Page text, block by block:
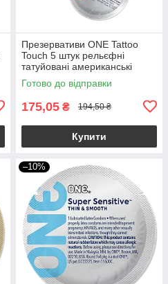
Презервативи ONE Tattoo
Touch 5 штук рельєфні
татуйовані американські
оригінал (упаковка пакет)
Готово до відправки
175,05 ₴ 194,50 ₴
Купити
–10%